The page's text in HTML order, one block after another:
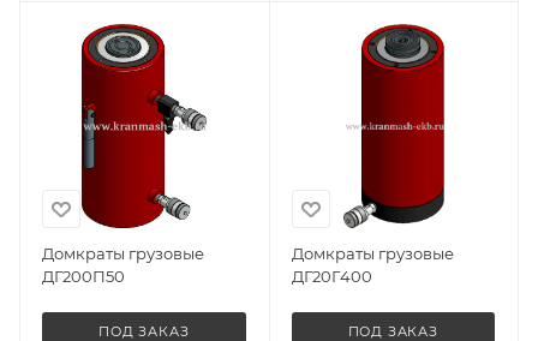
Домкраты грузовые
ДГ200П50
ПОД ЗАКАЗ
Домкраты грузовые
ДГ20Г400
ПОД ЗАКАЗ